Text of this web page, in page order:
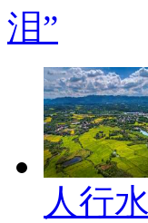
泪”
人行